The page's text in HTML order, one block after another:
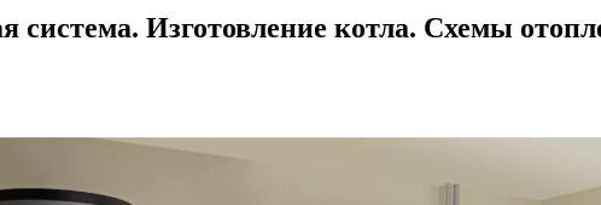
система. Изготовление котла. Схемы